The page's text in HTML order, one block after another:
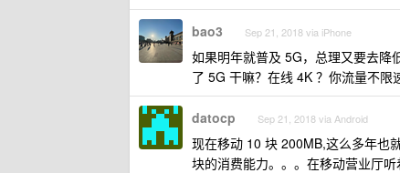
bao3 Sep 21, 2018 via iPhone
如果明年就普及 5G，总理又要去降
了 5G 干嘛？在线 4K ？你流量不限
datocp Sep 21, 2018 via Android
现在移动 10 块 200MB,这么多年也
块的消费能力。。。在移动营业厅